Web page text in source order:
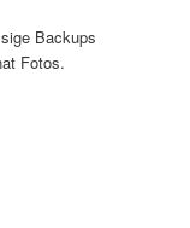
Backups
Fotos.